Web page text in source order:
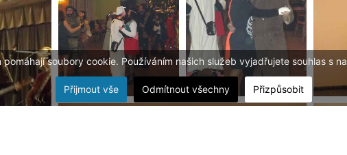
soubory cookie. Používáním našich služeb vyjadřujete souhlas s
Přijmout vše Odmítnout všechny Přizpůsobit